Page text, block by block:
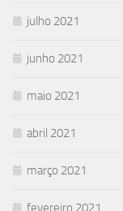
julho 2021
junho 2021
maio 2021
abril 2021
março 2021
fevereiro 2021